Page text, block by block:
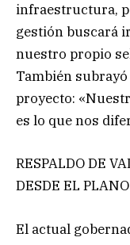
infraestructura,
gestión buscará
nuestro propio
También
proyecto:
es lo que nos
RESPALDO DE
DESDE EL
El actual